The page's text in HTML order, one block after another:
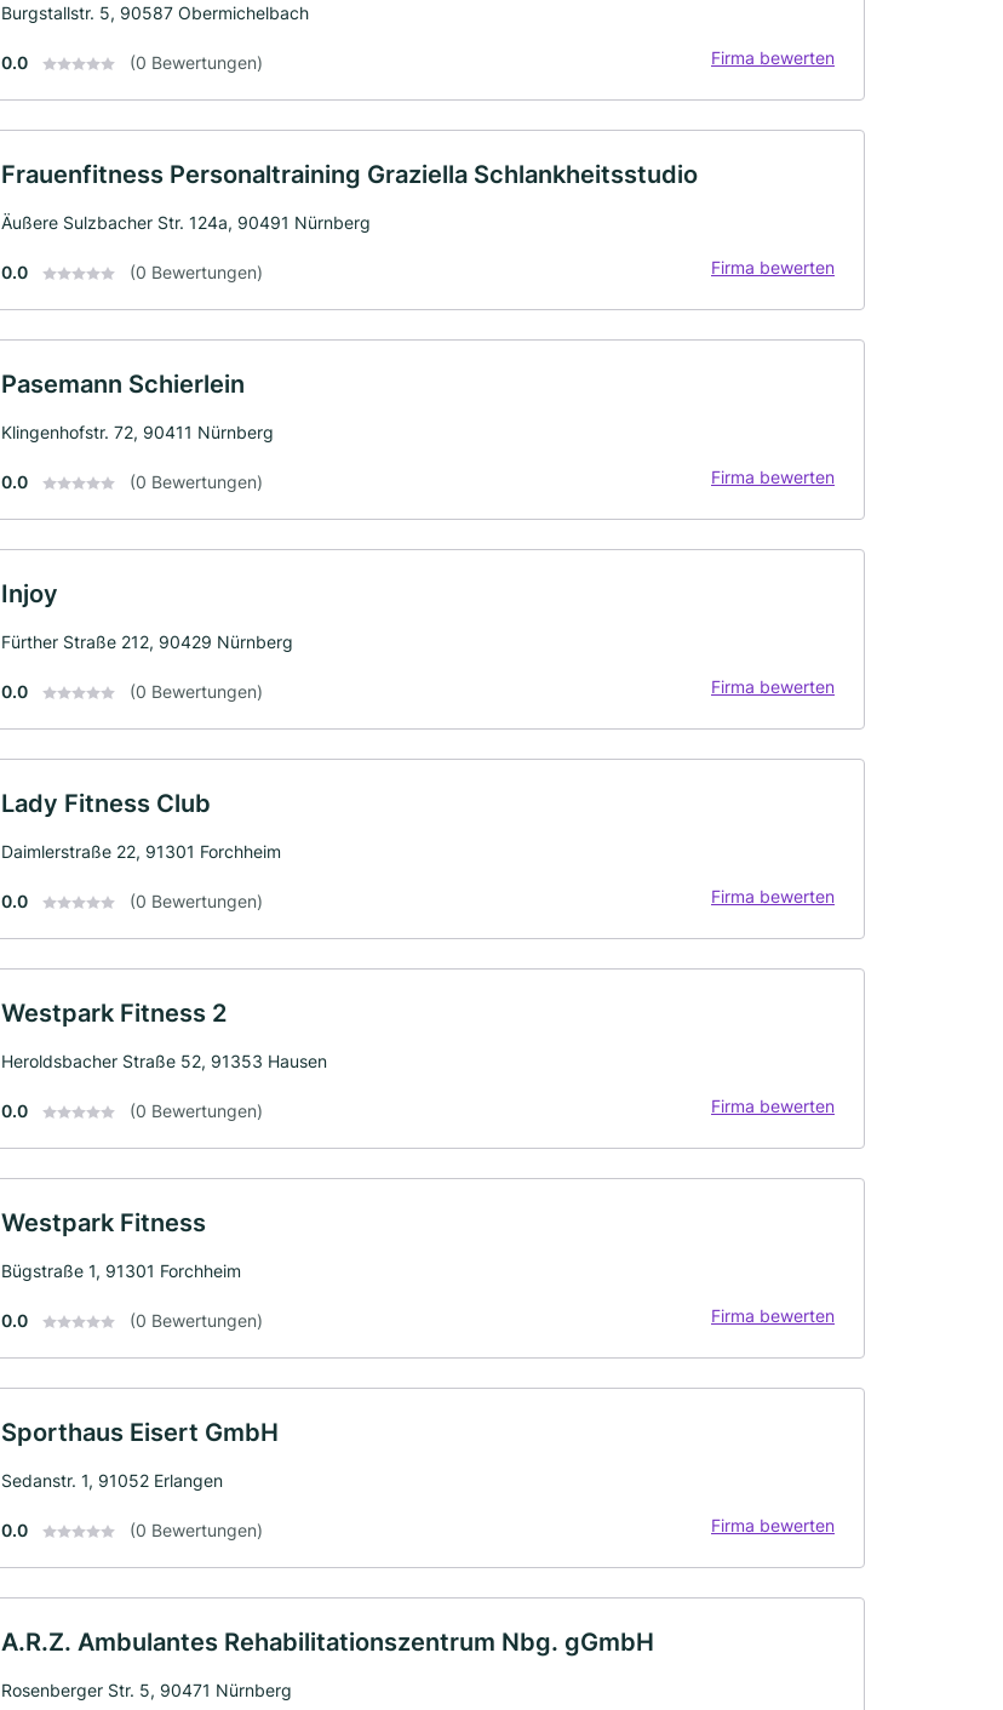
Burgstallstr. 5, 90587 Obermichelbach
0.0 (0 Bewertungen) Firma bewerten
Frauenfitness Personaltraining Graziella Schlankheitsstudio
Äußere Sulzbacher Str. 124a, 90491 Nürnberg
0.0 (0 Bewertungen) Firma bewerten
Pasemann Schierlein
Klingenhofstr. 72, 90411 Nürnberg
0.0 (0 Bewertungen) Firma bewerten
Injoy
Fürther Straße 212, 90429 Nürnberg
0.0 (0 Bewertungen) Firma bewerten
Lady Fitness Club
Daimlerstraße 22, 91301 Forchheim
0.0 (0 Bewertungen) Firma bewerten
Westpark Fitness 2
Heroldsbacher Straße 52, 91353 Hausen
0.0 (0 Bewertungen) Firma bewerten
Westpark Fitness
Bügstraße 1, 91301 Forchheim
0.0 (0 Bewertungen) Firma bewerten
Sporthaus Eisert GmbH
Sedanstr. 1, 91052 Erlangen
0.0 (0 Bewertungen) Firma bewerten
A.R.Z. Ambulantes Rehabilitationszentrum Nbg. gGmbH
Rosenberger Str. 5, 90471 Nürnberg